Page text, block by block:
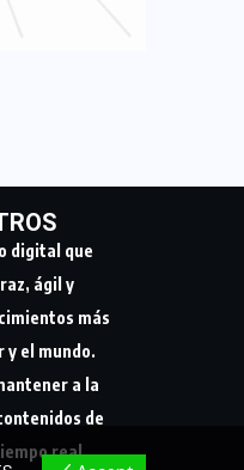
digital que
ágil y
más
y el mundo.
a la
de
real.